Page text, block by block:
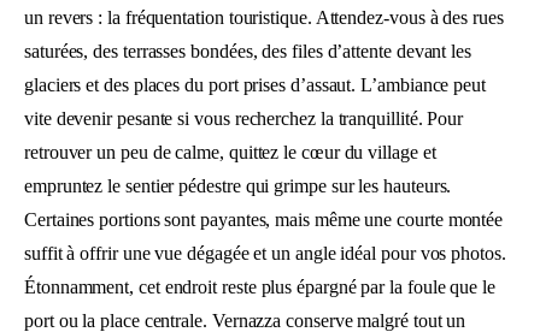
un revers : la fréquentation touristique. Attendez-vous à des rues
saturées, des terrasses bondées, des files d’attente devant les
glaciers et des places du port prises d’assaut. L’ambiance peut
vite devenir pesante si vous recherchez la tranquillité. Pour
retrouver un peu de calme, quittez le cœur du village et
empruntez le sentier pédestre qui grimpe sur les hauteurs.
Certaines portions sont payantes, mais même une courte montée
suffit à offrir une vue dégagée et un angle idéal pour vos photos.
Étonnamment, cet endroit reste plus épargné par la foule que le
port ou la place centrale. Vernazza conserve malgré tout un